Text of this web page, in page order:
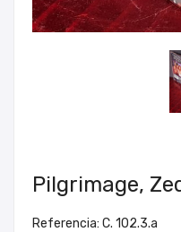
Pilgrimage,
Referencia: C. 102.3.a